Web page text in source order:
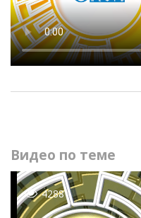
Видео по теме
4288